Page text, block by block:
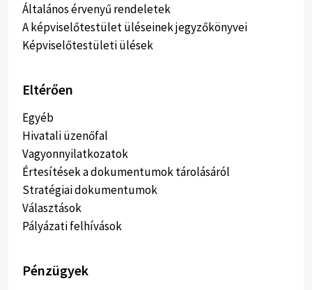
Általános érvenyű rendeletek
A képviselőtestület üléseinek jegyzőkönyvei
Képviselőtestületi ülések
Eltérően
Egyéb
Hivatali üzenőfal
Vagyonnyilatkozatok
Értesítések a dokumentumok tárolásáról
Stratégiai dokumentumok
Választások
Pályázati felhívások
Pénzügyek